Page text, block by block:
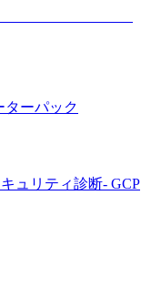
ターパック
ュリティ診断- GCP